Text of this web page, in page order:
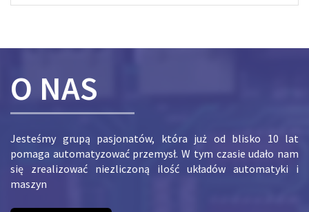
O NAS
Jesteśmy grupą pasjonatów, która już od blisko 10 lat
pomaga automatyzować przemysł. W tym czasie udało nam
się zrealizować niezliczoną ilość układów automatyki i
maszyn